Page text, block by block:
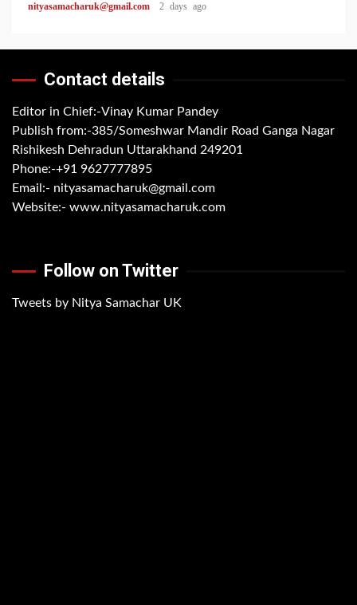
nityasamacharuk@gmail.com 2 days ago
Contact details
Editor in Chief:-Vinay Kumar Pandey
Publish from:-385/Someshwar Mandir Road Ganga Nagar
Rishikesh Dehradun Uttarakhand 249201
Phone:-+91 9627777895
Email:- nityasamacharuk@gmail.com
Website:- www.nityasamacharuk.com
Follow on Twitter
Tweets by Nitya Samachar UK